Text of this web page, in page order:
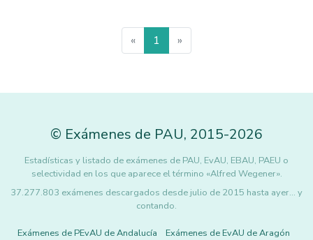
« 1 »
© Exámenes de PAU, 2015-2026
Estadísticas y listado de exámenes de PAU, EvAU, EBAU, PAEU o
selectividad en los que aparece el término «Alfred Wegener».
37.277.803 exámenes descargados desde julio de 2015 hasta ayer... y
contando.
Exámenes de PEvAU de Andalucía
Exámenes de EvAU de Aragón